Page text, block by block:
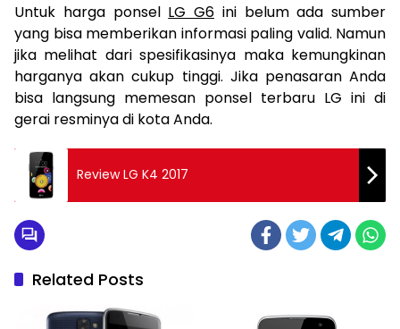
Untuk harga ponsel LG G6 ini belum ada sumber
yang bisa memberikan informasi paling valid. Namun
jika melihat dari spesifikasinya maka kemungkinan
harganya akan cukup tinggi. Jika penasaran Anda
bisa langsung memesan ponsel terbaru LG ini di
gerai resminya di kota Anda.
Review LG K4 2017
Related Posts